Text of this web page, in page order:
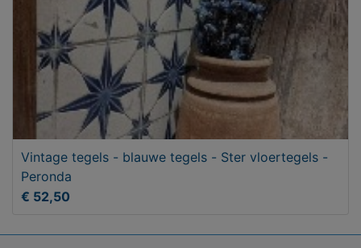
Vintage tegels - blauwe tegels - Ster vloertegels -
Peronda
€ 52,50